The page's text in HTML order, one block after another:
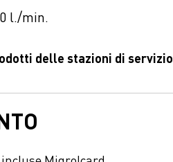
l./min.
delle stazioni di servizio